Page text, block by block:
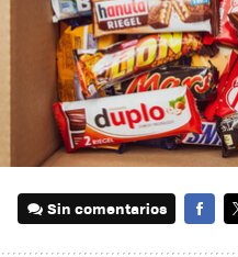
Sin comentarios